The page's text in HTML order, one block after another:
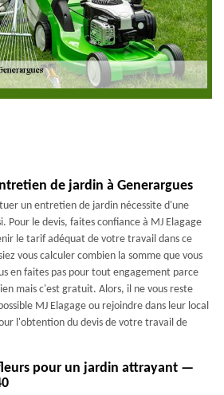
de jardin à Generargues
un entretien de jardin nécessite d'une
Pour le devis, faites confiance à MJ Elagage
le tarif adéquat de votre travail dans ce
vous calculer combien la somme que vous
en faites pas pour tout engagement parce
mais c'est gratuit. Alors, il ne vous reste
MJ Elagage ou rejoindre dans leur local
l'obtention du devis de votre travail de
pour un jardin attrayant —